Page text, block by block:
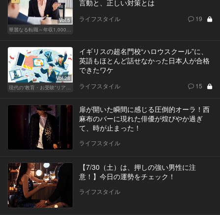
Vol.5
華麗なる転職～年収1,000万超の道～
言動と、正しい対策とは
ライフスタイル 19
Vol.28
現代の“教育・お受験”リアルドキュメント
イギリスの超名門校“ハロウスクール”に、
英語もほとんど話せなかった日本人が合格
できたワケ
ライフスタイル 15
扉が開いた瞬間に感じる圧倒的オーラ！西
麻布のバーに現れた俳優が煌びやか過ぎ
て、時が止まった！
ライフスタイル
【7/30（土）は、押しの強い男性に注
意！】今日の運勢をチェック！
ライフスタイル